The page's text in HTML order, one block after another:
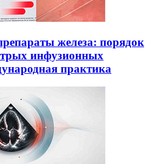
железа: порядок
инфузионных
практика